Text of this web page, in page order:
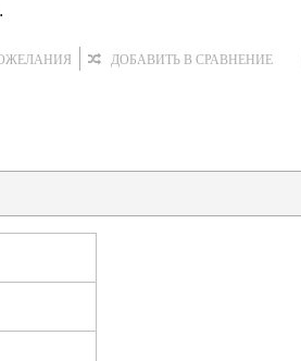
ДОБАВИТЬ В СРАВНЕНИЕ